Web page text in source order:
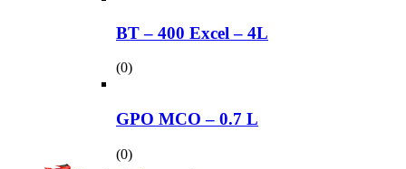
BT – 400 Excel – 4L
(0)
GPO MCO – 0.7 L
(0)